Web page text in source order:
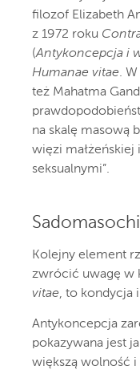
filozof Elizabeth
z 1972 roku
(Antykoncepcja i
Humanae vitae.
też Mahatma
na skalę masową
więzi
seksualnymi”.
Kolejny element
zwrócić uwagę w
vitae, to kondycja
Antykoncepcja
pokazywana jest
większą wolność i